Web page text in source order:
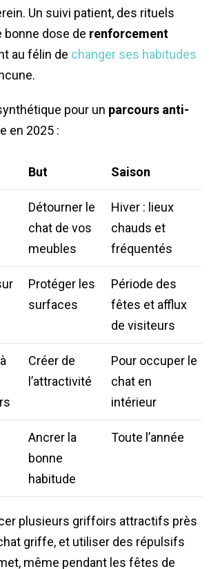
Un suivi patient, des rituels
bonne dose de renforcement
au félin de changer ses habitudes
pour un parcours anti-
en 2025 :
But Saison
Détourner le
chat de vos
meubles
Hiver : lieux
chauds et
fréquentés
Protéger les
surfaces
Période des
fêtes et afflux
de visiteurs
Créer de
l’attractivité
Pour occuper le
chat en
intérieur
Ancrer la
bonne
habitude
Toute l’année
plusieurs griffoirs attractifs près
griffe, et utiliser des répulsifs
même pendant les fêtes de